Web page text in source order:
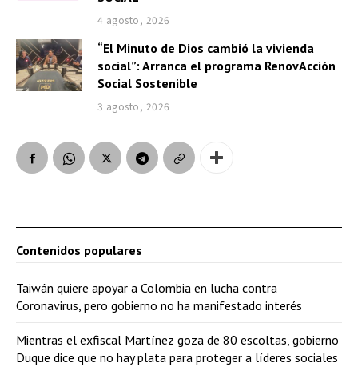
4 agosto, 2026
“El Minuto de Dios cambió la vivienda
social”: Arranca el programa RenovAcción
Social Sostenible
3 agosto, 2026
Contenidos populares
Taiwán quiere apoyar a Colombia en lucha contra
Coronavirus, pero gobierno no ha manifestado interés
Mientras el exfiscal Martínez goza de 80 escoltas, gobierno
Duque dice que no hay plata para proteger a líderes sociales